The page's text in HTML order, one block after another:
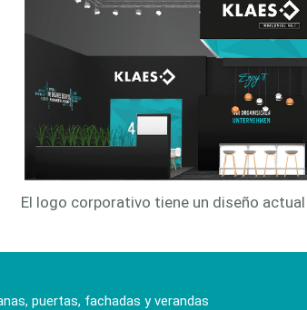
El logo corporativo tiene un diseño
puertas, fachadas y verandas